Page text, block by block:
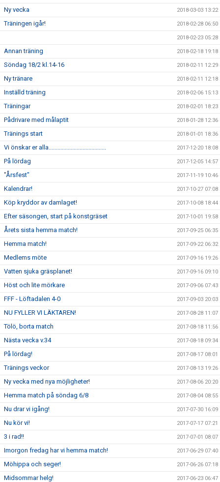
Ny vecka 2018-03-03 13:22
Träningen igår! 2018-02-28 06:50
2018-02-23 05:28
Annan träning 2018-02-18 19:18
Söndag 18/2 kl.14-16 2018-02-11 12:29
Ny tränare 2018-02-11 12:18
Inställd träning 2018-02-06 15:13
Träningar 2018-02-01 18:23
Pådrivare med målaptit 2018-01-28 12:36
Tränings start 2018-01-01 18:36
Vi önskar er alla....................................... 2017-12-20 18:08
På lördag 2017-12-05 14:57
"Årsfest" 2017-11-19 10:46
Kalendrar! 2017-10-27 07:08
Köp kryddor av damlaget! 2017-10-08 18:44
Efter säsongen, start på konstgräset 2017-10-01 19:58
Årets sista hemma match! 2017-09-25 06:35
Hemma match! 2017-09-22 06:32
Medlems möte 2017-09-16 19:26
Vatten sjuka gräsplanet! 2017-09-16 09:10
Höst och lite mörkare 2017-09-06 07:43
FFF - Löftadalen 4-0 2017-09-03 20:03
NU FYLLER VI LÄKTAREN! 2017-08-28 11:07
Tölö, borta match 2017-08-18 11:56
Nästa vecka v.34 2017-08-18 09:34
På lördag! 2017-08-17 08:01
Tränings veckor 2017-08-13 19:26
Ny vecka med nya möjligheter! 2017-08-06 20:20
Hemma match på söndag 6/8 2017-08-04 08:55
Nu drar vi igång! 2017-07-30 16:09
Nu kör vi! 2017-07-17 07:21
3 i rad!! 2017-07-01 08:07
Imorgon fredag har vi hemma match! 2017-06-29 07:40
Möhippa och seger! 2017-06-26 07:18
Midsommar helg! 2017-06-23 06:47